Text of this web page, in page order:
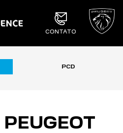
CONTATO
PCD